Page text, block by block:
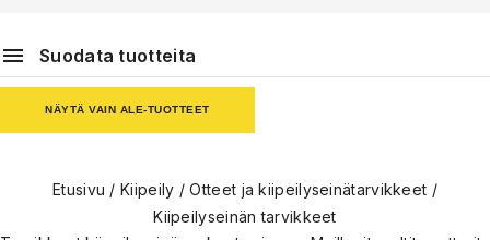
Etusivu /Kiipeily /Otteet ja kiipeilyseinätarvikkeet /
Kiipeilyseinän tarvikkeet
Suodata tuotteita
NÄYTÄ VAIN ALE-TUOTTEET